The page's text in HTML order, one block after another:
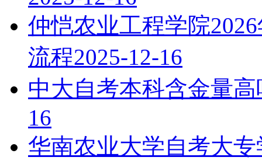
仲恺农业工程学院
流程2025-12-16
中大自考本科含金量
16
华南农业大学自考大